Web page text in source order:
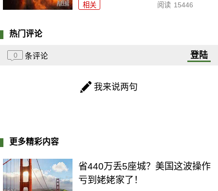
相关 阅读 15446
热门评论
0 条评论 登陆
我来说两句
更多精彩内容
省440万丢5座城？美国这波操作
亏到姥姥家了！